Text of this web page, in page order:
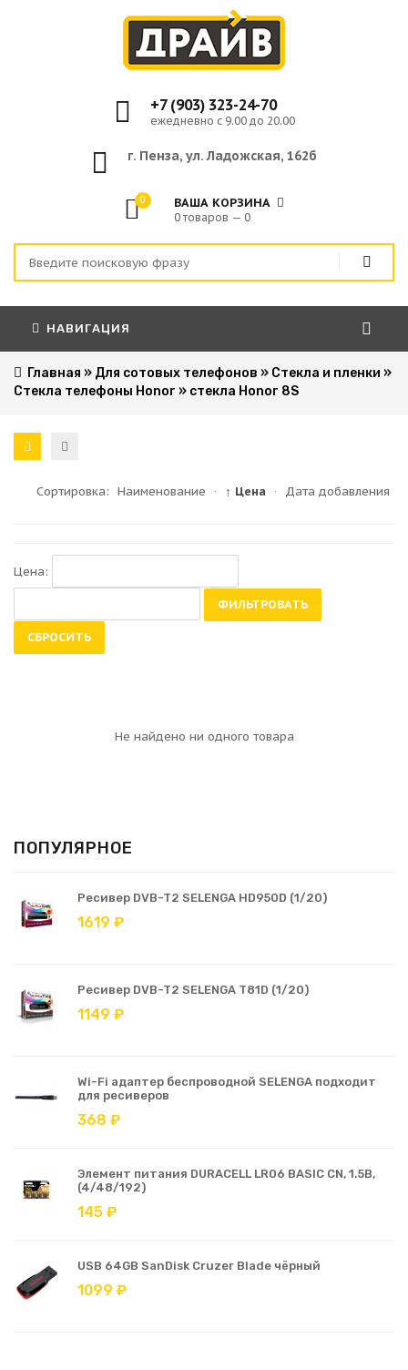
+7 (903) 323-24-70
ежедневно с 9.00 до 20.00
г. Пенза, ул. Ладожская, 162б
0 ВАША КОРЗИНА
0 товаров — 0
НАВИГАЦИЯ
Главная » Для сотовых телефонов » Стекла и пленки »
Стекла телефоны Honor » стекла Honor 8S
Сортировка: Наименование · ↑ Цена · Дата добавления
Цена:
ФИЛЬТРОВАТЬ
СБРОСИТЬ
Не найдено ни одного товара
ПОПУЛЯРНОЕ
Ресивер DVB-T2 SELENGA HD950D (1/20)
1619 ₽
Ресивер DVB-T2 SELENGA T81D (1/20)
1149 ₽
Wi-Fi адаптер беспроводной SELENGA подходит
для ресиверов
368 ₽
Элемент питания DURACELL LR06 BASIC CN, 1.5В,
(4/48/192)
145 ₽
USB 64GB SanDisk Cruzer Blade чёрный
1099 ₽